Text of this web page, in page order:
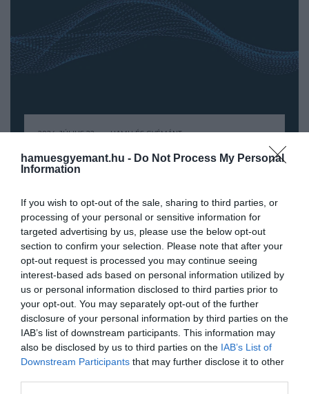
hamuesgyemant.hu - Do Not Process My Personal
Information
If you wish to opt-out of the sale, sharing to third parties, or
processing of your personal or sensitive information for
targeted advertising by us, please use the below opt-out
section to confirm your selection. Please note that after your
opt-out request is processed you may continue seeing
interest-based ads based on personal information utilized by
us or personal information disclosed to third parties prior to
your opt-out. You may separately opt-out of the further
disclosure of your personal information by third parties on the
IAB’s list of downstream participants. This information may
also be disclosed by us to third parties on the IAB’s List of
Downstream Participants that may further disclose it to other
Érzékelhetővé tenni a láthatatlant. Ezt a
egy kutatócsoport, akiknek sikerült
áttranszformálni a gravitációs hullámokat
hanghullámokká egy háromdimenziós
videó formájában.
2024. JÚLIUS 22. ● HAMU ÉS GYÉMÁNT
Tudósok hanggá alakítottak át
gravitációs hullámokat – videó
HAMU ÉS GYÉMÁNT